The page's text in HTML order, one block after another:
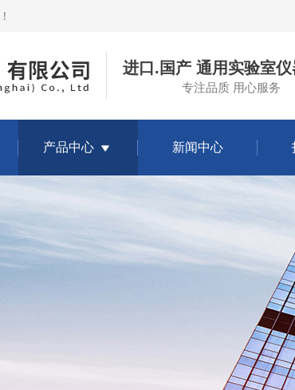
！
进口.国产 通用实验室
专注品质 用心服务
产品中心 新闻中心